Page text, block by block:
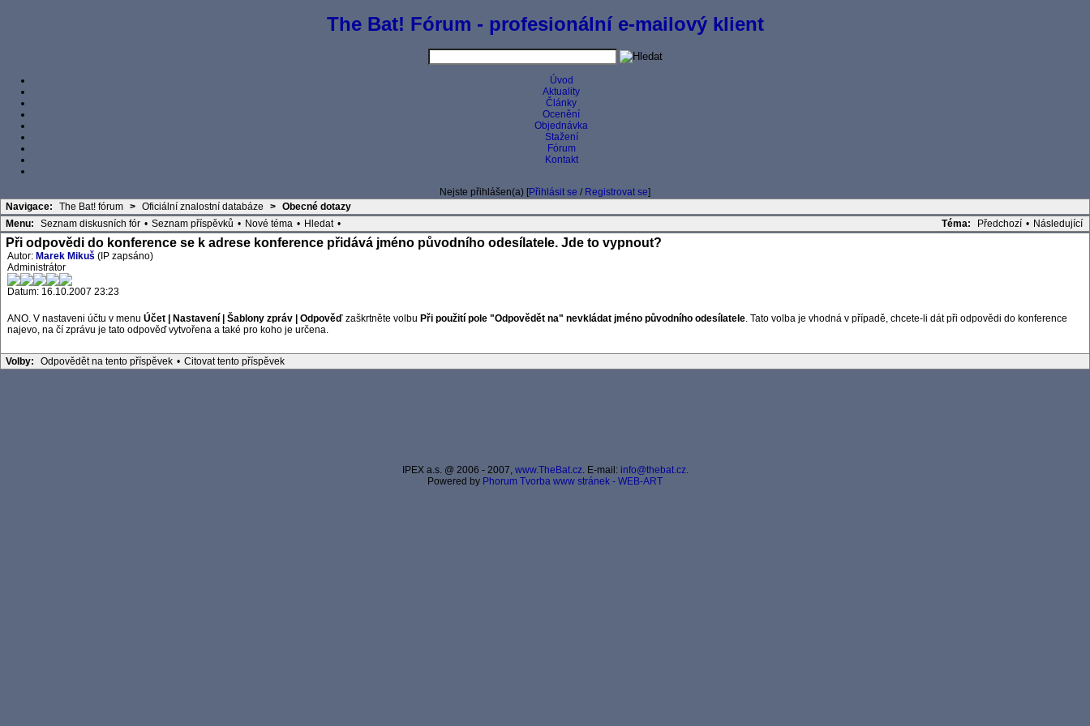
The Bat! Fórum - profesionální e-mailový klient
Úvod
Aktuality
Články
Ocenění
Objednávka
Stažení
Fórum
Kontakt
Nejste přihlášen(a) [Přihlásit se / Registrovat se]
Navigace:
The Bat! fórum > Oficiální znalostní databáze > Obecné dotazy
Téma:
Předchozí • Následující
Menu: Seznam diskusních fór • Seznam příspěvků • Nové téma • Hledat •
Při odpovědi do konference se k adrese konference přidává jméno původního odesílatele. Jde to vypnout?
Autor: Marek Mikuš (IP zapsáno)
Administrátor
Datum: 16.10.2007 23:23
ANO. V nastaveni účtu v menu Účet | Nastavení | Šablony zpráv | Odpověď zaškrtněte volbu Při použití pole "Odpovědět na" nevkládat jméno původního odesílatele. Tato volba je vhodná v případě, chcete-li dát při odpovědi do konference
najevo, na čí zprávu je tato odpověď vytvořena a také pro koho je určena.
Volby: Odpovědět na tento příspěvek • Citovat tento příspěvek
IPEX a.s. @ 2006 - 2007, www.TheBat.cz. E-mail: info@thebat.cz.
Powered by Phorum Tvorba www stránek - WEB-ART